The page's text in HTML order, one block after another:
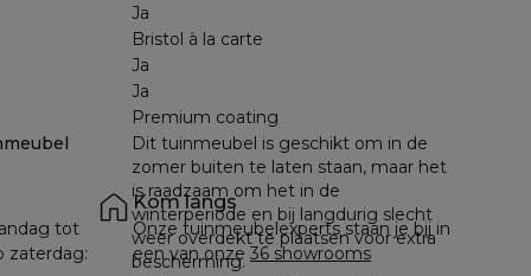
Ja
Bristol à la carte
Ja
Ja
Premium coating
Dit tuinmeubel is geschikt om in de
zomer buiten te laten staan, maar het
is raadzaam om het in de
winterperiode en bij langdurig slecht
weer overdekt te plaatsen voor extra
bescherming.
tot
zaterdag:
Kom langs
Onze tuinmeubelexperts staan je bij in
een van onze 36 showrooms